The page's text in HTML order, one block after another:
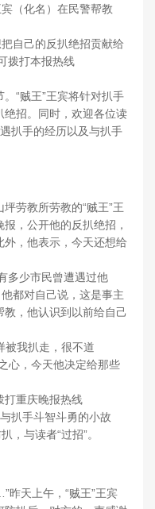
（化名）在民警帮教
自己的反扒绝招贡献给
拨打本报热线
“贼王”王宾将针对扒手
绝招。同时，欢迎各位读
扒手的经历以及与扒手
劳教所劳教的“贼王”王
，公开他的反扒绝招，
外，他表示，今天还想给
少市民曾遭遇过他
都对自己说，这是事主
，他认识到以前给自己
我扒走，很不道
心，今天他决定给那些
重庆晚报热线
扒手斗智斗勇的小故
，与读者“过招”。
天上午，“贼王”王宾